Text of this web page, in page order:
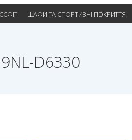
ШАФИ ТА СПОРТИВНІ ПОКРИТТЯ
D6330